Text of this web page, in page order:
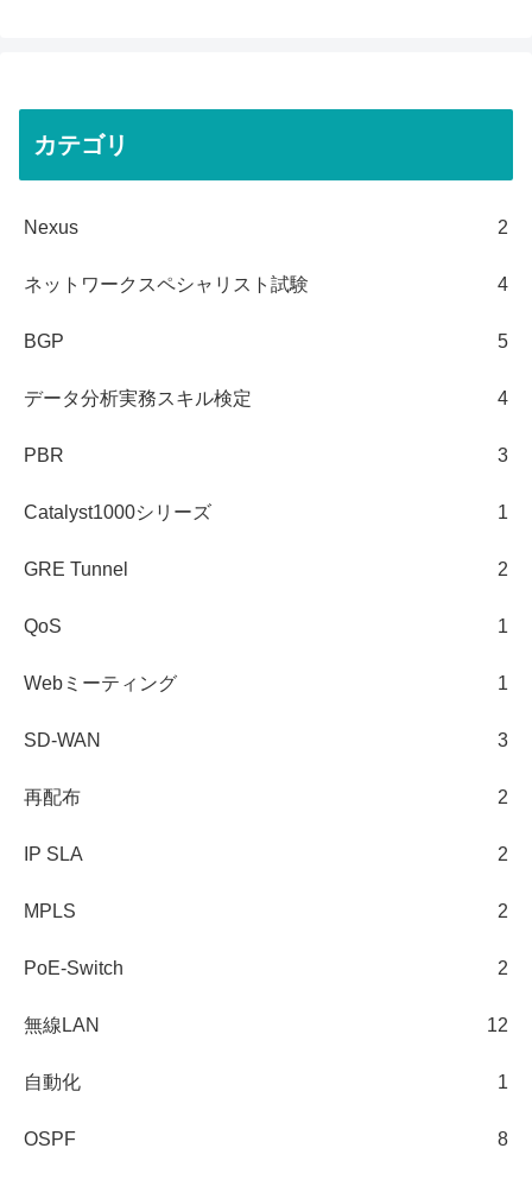
カテゴリ
Nexus 2
ネットワークスペシャリスト試験 4
BGP 5
データ分析実務スキル検定 4
PBR 3
Catalyst1000シリーズ 1
GRE Tunnel 2
QoS 1
Webミーティング 1
SD-WAN 3
再配布 2
IP SLA 2
MPLS 2
PoE-Switch 2
無線LAN 12
自動化 1
OSPF 8